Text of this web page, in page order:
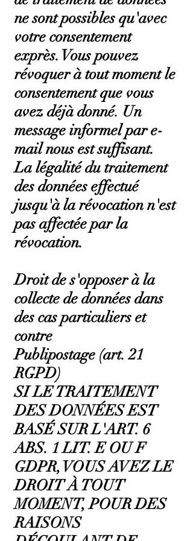
ne sont possibles qu'avec
votre consentement
exprès. Vous pouvez
révoquer à tout moment le
consentement que vous
avez déjà donné. Un
message informel par e-
mail nous est suffisant.
La légalité du traitement
des données effectué
jusqu'à la révocation n'est
pas affectée par la
révocation.
Droit de s'opposer à la
collecte de données dans
des cas particuliers et
contre
Publipostage (art. 21
RGPD)
SI LE TRAITEMENT
DES DONNÉES EST
BASÉ SUR L'ART. 6
ABS. 1 LIT. E OU F
GDPR, VOUS AVEZ LE
DROIT À TOUT
MOMENT, POUR DES
RAISONS